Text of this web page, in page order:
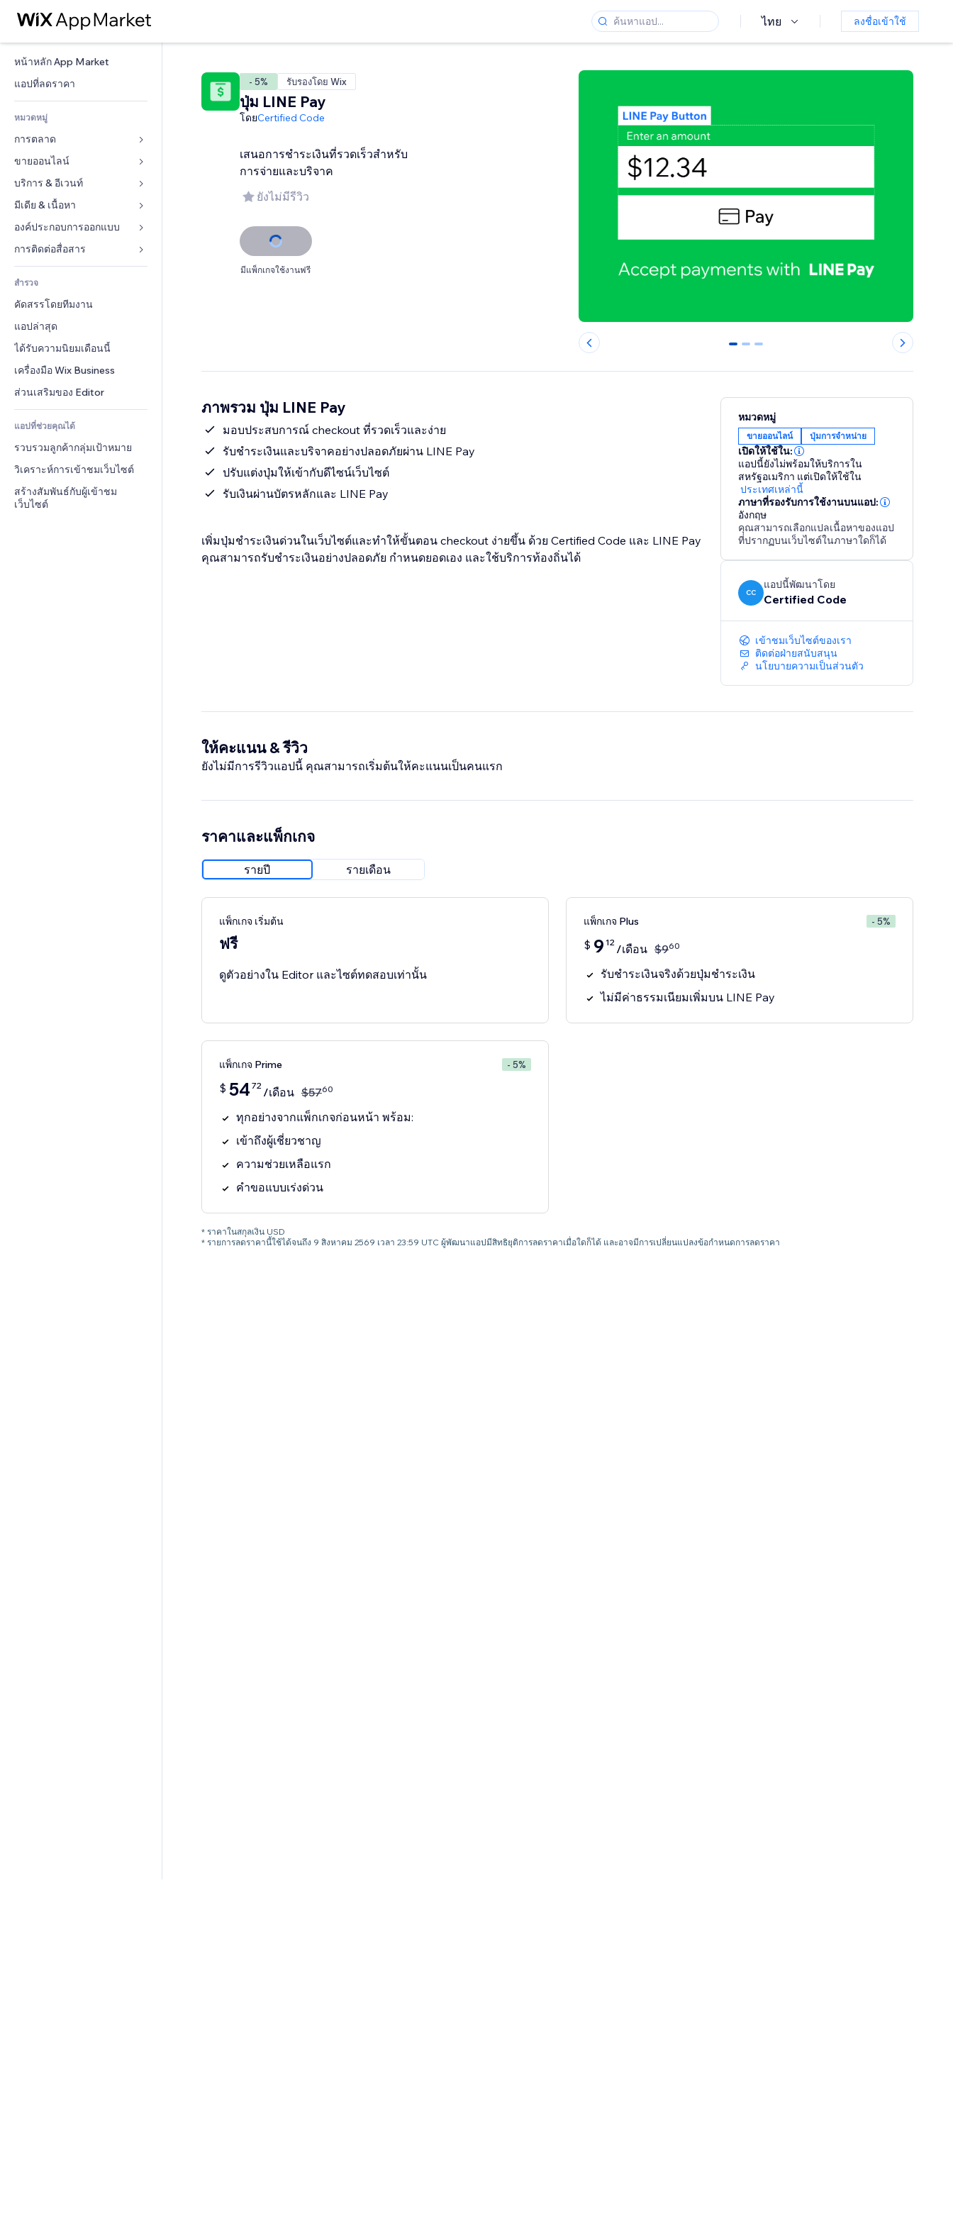
ไทย ลงชื่อเข้าใช้
หน้าหลัก App Market
แอปที่ลดราคา
หมวดหมู่
การตลาด
โฆษณา
โทรศัพท์มือถือ
บทวิเคราะห์
โซเชียล
ทำอันดับเว็บไซต์
อีเมล
ขายออนไลน์
แอปสำหรับร้านค้า
การจัดส่ง & ส่งมอบสินค้า
ปุ่มการจำหน่าย
คอร์สออนไลน์
บัญชี
คูปอง & ความภักดีในแบรนด์
โซลูชันคลังสินค้า
การดรอปชิป
(Crowdfunding)
อาหาร & เครื่องดื่ม
บริการ & อีเวนท์
โรงแรม
อีเวนท์
ร้านอาหาร
อสังหาริมทรัพย์
การจอง
มีเดีย & เนื้อหา
แกลเลอรี
เพลง
พอดแคสต์
การถ่ายภาพ
วิดีโอ
PDF
การแชร์ไฟล์
ข่าว
องค์ประกอบการออกแบบ
แผนที่  & การนำทาง
ส่วนบุคคล & ความปลอดภัย
นาฬิกา
เทมเพลตเพจ
เอฟเฟกต์รูปภาพ
ปุ่ม & เมนู
แบนเนอร์ & สัญลักษณ์
เครื่องคำนวน
ค้นหา
อากาศ
แผนภูมิ & ตาราง
แบบฟอร์ม
แบบสำรวจ
แชต
หมายเหตุ
โทรศัพท์
ชุมชน
รีวิว & การรับรอง
CRM
สำรวจ
คัดสรรโดยทีมงาน
แอปล่าสุด
ได้รับความนิยมเดือนนี้
เครื่องมือ Wix Business
ส่วนเสริมของ Editor
แอปที่ช่วยคุณได้
รวบรวมลูกค้ากลุ่มเป้าหมาย
วิเคราะห์การเข้าชมเว็บไซต์
สร้างสัมพันธ์กับผู้เข้าชม
เว็บไซต์
- 5% รับรองโดย Wix
ปุ่ม LINE Pay
โดยCertified Code
เสนอการชำระเงินที่รวดเร็วสำหรับ
การจ่ายและบริจาค
ยังไม่มีรีวิว
มีแพ็กเกจใช้งานฟรี
0 1 2
ภาพรวม ปุ่ม LINE Pay
มอบประสบการณ์ checkout ที่รวดเร็วและง่าย
รับชำระเงินและบริจาคอย่างปลอดภัยผ่าน LINE Pay
ปรับแต่งปุ่มให้เข้ากับดีไซน์เว็บไซต์
รับเงินผ่านบัตรหลักและ LINE Pay
เพิ่มปุ่มชำระเงินด่วนในเว็บไซต์และทำให้ขั้นตอน checkout ง่ายขึ้น ด้วย Certified Code และ LINE Pay
คุณสามารถรับชำระเงินอย่างปลอดภัย กำหนดยอดเอง และใช้บริการท้องถิ่นได้
หมวดหมู่
ขายออนไลน์ ปุ่มการจำหน่าย
เปิดให้ใช้ใน:
แอปนี้ยังไม่พร้อมให้บริการใน
สหรัฐอเมริกา แต่เปิดให้ใช้ใน
ประเทศเหล่านี้
ภาษาที่รองรับการใช้งานบนแอป:
อังกฤษ
คุณสามารถเลือกแปลเนื้อหาของแอป
ที่ปรากฏบนเว็บไซต์ในภาษาใดก็ได้
CC
แอปนี้พัฒนาโดย
Certified Code
เข้าชมเว็บไซต์ของเรา
ติดต่อฝ่ายสนับสนุน
นโยบายความเป็นส่วนตัว
ให้คะแนน & รีวิว
ยังไม่มีการรีวิวแอปนี้ คุณสามารถเริ่มต้นให้คะแนนเป็นคนแรก
ราคาและแพ็กเกจ
รายปี รายเดือน
แพ็กเกจ เริ่มต้น
ฟรี
ดูตัวอย่างใน Editor และไซต์ทดสอบเท่านั้น
แพ็กเกจ Plus - 5%
$ 9 12 /เดือน $960
รับชำระเงินจริงด้วยปุ่มชำระเงิน
ไม่มีค่าธรรมเนียมเพิ่มบน LINE Pay
แพ็กเกจ Prime - 5%
$ 54 72 /เดือน $5760
ทุกอย่างจากแพ็กเกจก่อนหน้า พร้อม:
เข้าถึงผู้เชี่ยวชาญ
ความช่วยเหลือแรก
คำขอแบบเร่งด่วน
* ราคาในสกุลเงิน USD
* รายการลดราคานี้ใช้ได้จนถึง 9 สิงหาคม 2569 เวลา 23:59 UTC ผู้พัฒนาแอปมีสิทธิยุติการลดราคาเมื่อใดก็ได้ และอาจมีการเปลี่ยนแปลงข้อกำหนดการลดราคา